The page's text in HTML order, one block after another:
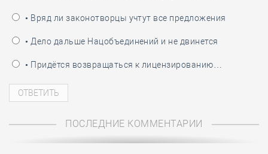
• Вряд ли законотворцы учтут все предложения
• Дело дальше Нацобъединений и не двинется
• Придётся возвращаться к лицензированию…
ПОСЛЕДНИЕ КОММЕНТАРИИ